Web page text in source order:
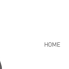
HOME